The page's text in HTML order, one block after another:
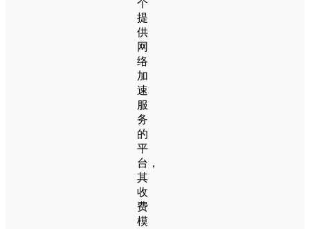
个
提
供
网
络
加
速
服
务
的
平
台，
其
收
费
模